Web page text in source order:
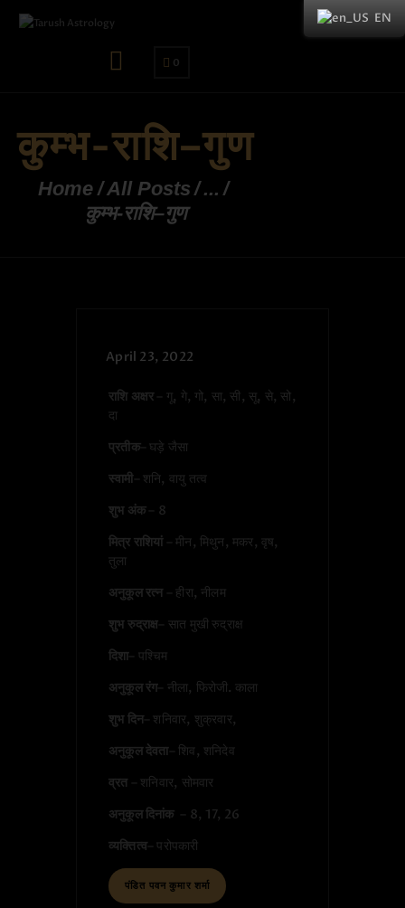
0
कुम्भ-राशि–गुण
Home All Posts
...
कुम्भ-राशि–गुण
April 23, 2022
राशि अक्षर– गू, गे, गो, सा, सी, सू, से, सो,
दा
प्रतीक– घड़े जैसा
स्वामी– शनि, वायु तत्व
शुभ अंक– 8
मित्र राशियां– मीन, मिथुन, मकर, वृष,
तुला
अनुकूल रत्न – हीरा, नीलम
शुभ रुद्राक्ष – सात मुखी रुद्राक्ष
दिशा– पश्चिम
अनुकूल रंग– नीला, फिरोजी. काला
शुभ दिन – शनिवार, शुक्रवार,
अनुकूल देवता– शिव, शनिदेव
व्रत
– शनिवार, सोमवार
अनुकूल दिनांक– 8, 17, 26
व्यक्तित्व – परोपकारी
पंडित पवन कुमार शर्मा
EN